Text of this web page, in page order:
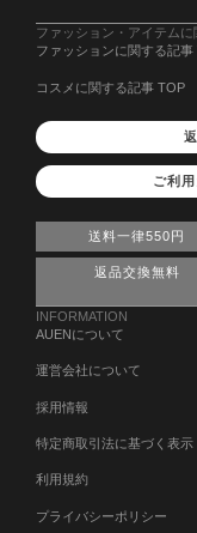
ファッション・アイテム
ファッションに関する記事
コスメに関する記事 TOP
ご利
送料一律550円
返品交換無料
INFORMATION
AUENについて
運営会社について
採用情報
特定商取引法に基づく表示
利用規約
プライバシーポリシー